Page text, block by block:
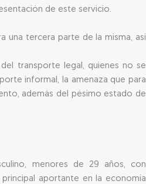
de este servicio.
una tercera parte de la misma, así
transporte legal, quienes no se
informal, la amenaza que para
además del pésimo estado de
menores de 29 años, con
aportante en la economía